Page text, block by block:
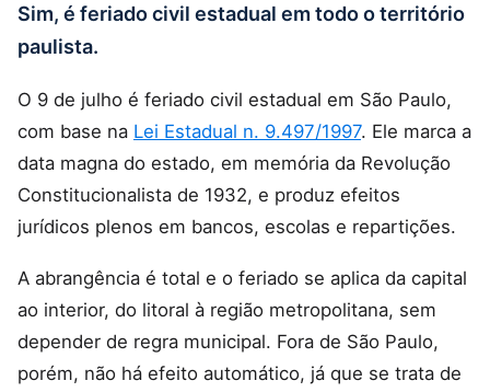
Sim, é feriado civil estadual em todo o território
paulista.
O 9 de julho é feriado civil estadual em São Paulo,
com base na Lei Estadual n. 9.497/1997. Ele marca a
data magna do estado, em memória da Revolução
Constitucionalista de 1932, e produz efeitos
jurídicos plenos em bancos, escolas e repartições.
A abrangência é total e o feriado se aplica da capital
ao interior, do litoral à região metropolitana, sem
depender de regra municipal. Fora de São Paulo,
porém, não há efeito automático, já que se trata de